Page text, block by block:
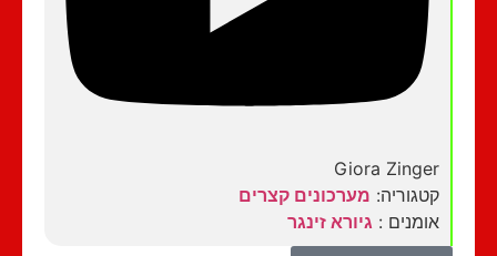
Giora Zinger
קטגוריה:מערכונים קצרים
אומנים :גיורא זינגר